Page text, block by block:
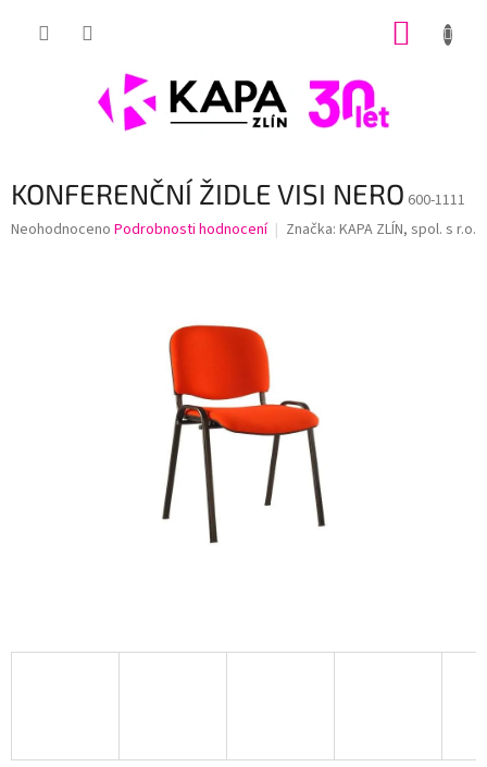
KONFERENČNÍ ŽIDLE VISI NERO 600-1111
Průměrné
Neohodnoceno Podrobnosti hodnocení Značka: KAPA ZLÍN, spol. s r.o.